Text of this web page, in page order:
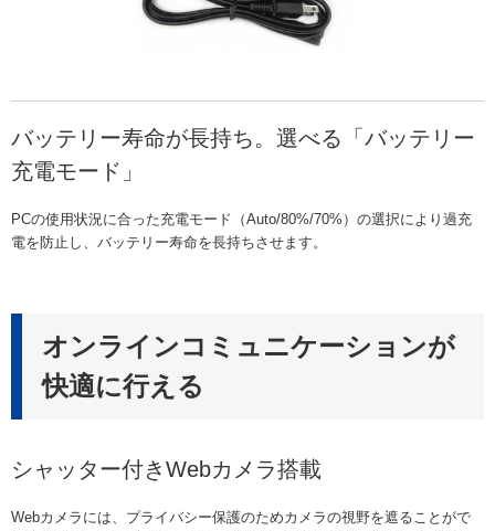
バッテリー寿命が長持ち。選べる「バッテリー
充電モード」
PCの使用状況に合った充電モード（Auto/80%/70%）の選択により過充
電を防止し、バッテリー寿命を長持ちさせます。
オンラインコミュニケーションが
快適に行える
シャッター付きWebカメラ搭載
Webカメラには、プライバシー保護のためカメラの視野を遮ることがで